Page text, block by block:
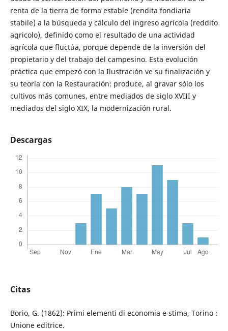
renta de la tierra de forma estable (rendita fondiaria
stabile) a la búsqueda y cálculo del ingreso agrícola (reddito
agricolo), definido como el resultado de una actividad
agrícola que fluctúa, porque depende de la inversión del
propietario y del trabajo del campesino. Esta evolución
práctica que empezó con la Ilustración ve su finalización y
su teoría con la Restauración: produce, al gravar sólo los
cultivos más comunes, entre mediados de siglo XVIII y
mediados del siglo XIX, la modernización rural.
Descargas
Citas
Borio, G. (1862): Primi elementi di economia e stima, Torino :
Unione editrice.